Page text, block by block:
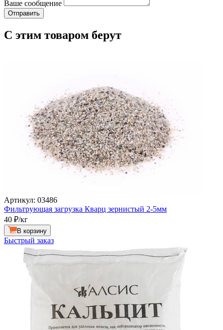
Ваше сообщение
С этим товаром берут
Артикул: 03486
Фильтрующая загрузка Кварц зернистый 2-5мм
40 ₽/кг
В корзину
Быстрый заказ